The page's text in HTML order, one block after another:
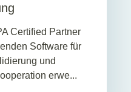
Certified Partner
Software für
und
erwe...